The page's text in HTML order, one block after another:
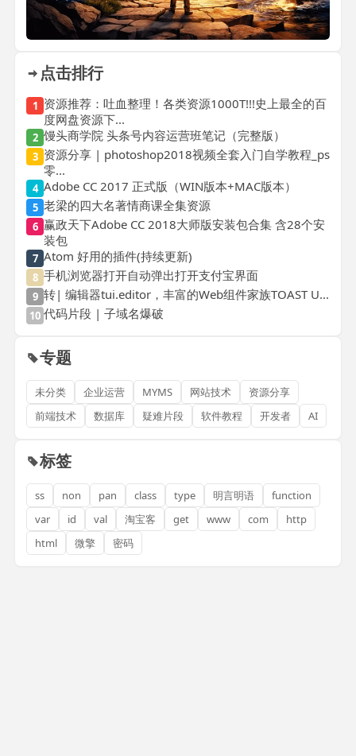
点击排行
1 资源推荐：吐血整理！各类资源1000T!!!史上最全的百
度网盘资源下...
2 馒头商学院 头条号内容运营班笔记（完整版）
3 资源分享 | photoshop2018视频全套入门自学教程_ps
零...
4 Adobe CC 2017 正式版（WIN版本+MAC版本）
5 老梁的四大名著情商课全集资源
6 赢政天下Adobe CC 2018大师版安装包合集 含28个安
装包
7 Atom 好用的插件(持续更新)
8 手机浏览器打开自动弹出打开支付宝界面
9 转| 编辑器tui.editor，丰富的Web组件家族TOAST U...
10 代码片段 | 子域名爆破
专题
未分类 企业运营 MYMS 网站技术
资源分享
前端技术
数据库 疑难片段 软件教程 开发者 AI
标签
ss non pan class type 明言明语
function
var
id val 淘宝客 get www com
http
html
微擎 密码